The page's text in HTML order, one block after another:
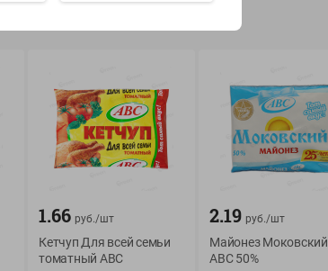
Мой Green
Обратная связь
1.66 руб./шт
Кетчуп Для всей семьи
томатный АВС
2.19 руб./шт
Майонез Моковский
АВС 50%